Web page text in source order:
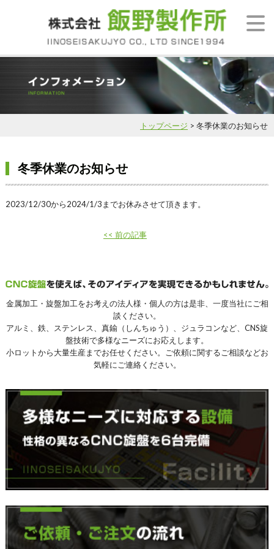
トップページ > 冬季休業のお知らせ
冬季休業のお知らせ
2023/12/30から2024/1/3までお休みさせて頂きます。
<< 前の記事
金属加工・旋盤加工をお考えの法人様・個人の方は是非、一度当社にご相
談ください。
アルミ、鉄、ステンレス、真鍮（しんちゅう）、ジュラコンなど、CNS旋
盤技術で多様なニーズにお応えします。
小ロットから大量生産までお任せください。ご依頼に関するご相談などお
気軽にご連絡ください。